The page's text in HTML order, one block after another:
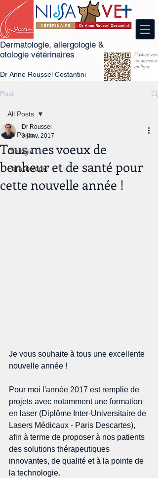
Dermatologie, allergologie &
otologie vétérinaires
Dr Anne Roussel Costantini
Post
All Posts
Otologie
Parasitologie
All Posts
Tous mes voeux de
bonheur et de santé pour
cette nouvelle année !
Dr Roussel
3 janv. 2017
Je vous souhaite à tous une excellente
nouvelle année !
Pour moi l'année 2017 est remplie de
projets avec notamment une formation
en laser (Diplôme Inter-Universitaire de
Lasers Médicaux - Paris Descartes),
afin à terme de proposer à nos patients
des solutions thérapeutiques
innovantes, de qualité et à la pointe de
la technologie.